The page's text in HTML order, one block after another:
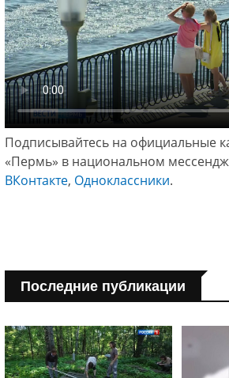
Подписывайтесь на официальные
«Пермь» в национальном
ВКонтакте, Одноклассники.
Последние публикации